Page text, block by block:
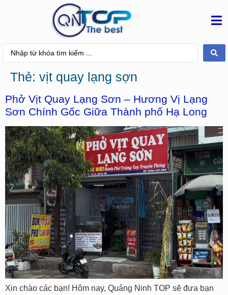
Thẻ: vịt quay lạng sợn
Phở Vịt Quay Lạng Sơn – Hương Vị Lạng
Sơn Chính Gốc Giữa Thành phố Hạ Long
Xin chào các bạn! Hôm nay, Quảng Ninh TOP sẽ đưa bạn